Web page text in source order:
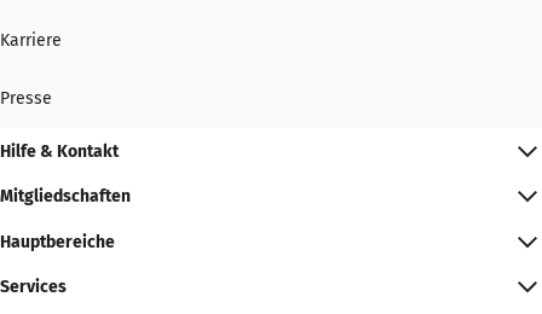
Karriere
Presse
Hilfe & Kontakt
Mitgliedschaften
Hauptbereiche
Services